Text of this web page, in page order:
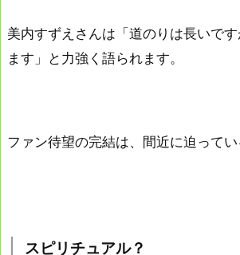
美内すずえさんは「道のりは長いで
ます」と力強く語られます。
ファン待望の完結は、間近に迫ってい
スピリチュアル？